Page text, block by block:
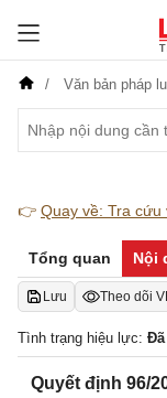
Văn bản pháp
👉 Quay về: Tra cứu
Tổng quan Nội
Lưu Theo dõi
Tình trạng hiệu lực:
Quyết định 96/